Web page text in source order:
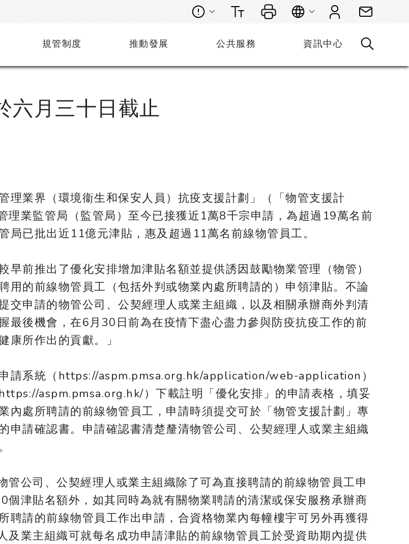
規管制度 推動發展 公共服務 資訊中心
六月三十日截止
理業界（環境衞生和保安人員）抗疫支援計劃」（「物管支援計
業監管局（監管局）至今已接獲近1萬8千宗申請，為超過19萬名前
已批出近11億元津貼，惠及超過11萬名前線物管員工。
前推出了優化安排增加津貼名額並提供誘因鼓勵物業管理（物管）
用的前線物管員工（包括外判或物業內處所聘請的）申領津貼。不論
交申請的物管公司、公契經理人或業主組織，以及相關承辦商外判清
最後機會，在6月30日前為在疫情下盡心盡力參與防疫抗疫工作的前
康所作出的貢獻。」
請系統（https://aspm.pmsa.org.hk/application/web-application）
aspm.pmsa.org.hk/）下載註明「優化安排」的申請表格，填妥
內處所聘請的前線物管員工，申請時須提交可於「物管支援計劃」專
申請確認書。申請確認書清楚釐清物管公司、公契經理人或業主組織
管公司、公契經理人或業主組織除了可為直接聘請的前線物管員工申
津貼名額外，如其同時為就有關物業聘請的清潔或保安服務承辦商
聘請的前線物管員工作出申請，合資格物業內每幢樓宇可另外再獲得
業主組織可就每名成功申請津貼的前線物管員工於受資助期內提供